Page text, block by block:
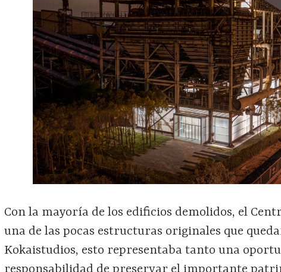
Con la mayoría de los edificios demolidos, el
una de las pocas estructuras originales que
Kokaistudios, esto representaba tanto una